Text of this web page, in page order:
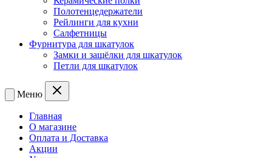
Полотенцедержатели
Рейлинги для кухни
Салфетницы
Фурнитура для шкатулок
Замки и защёлки для шкатулок
Петли для шкатулок
Меню
Главная
О магазине
Оплата и Доставка
Акции